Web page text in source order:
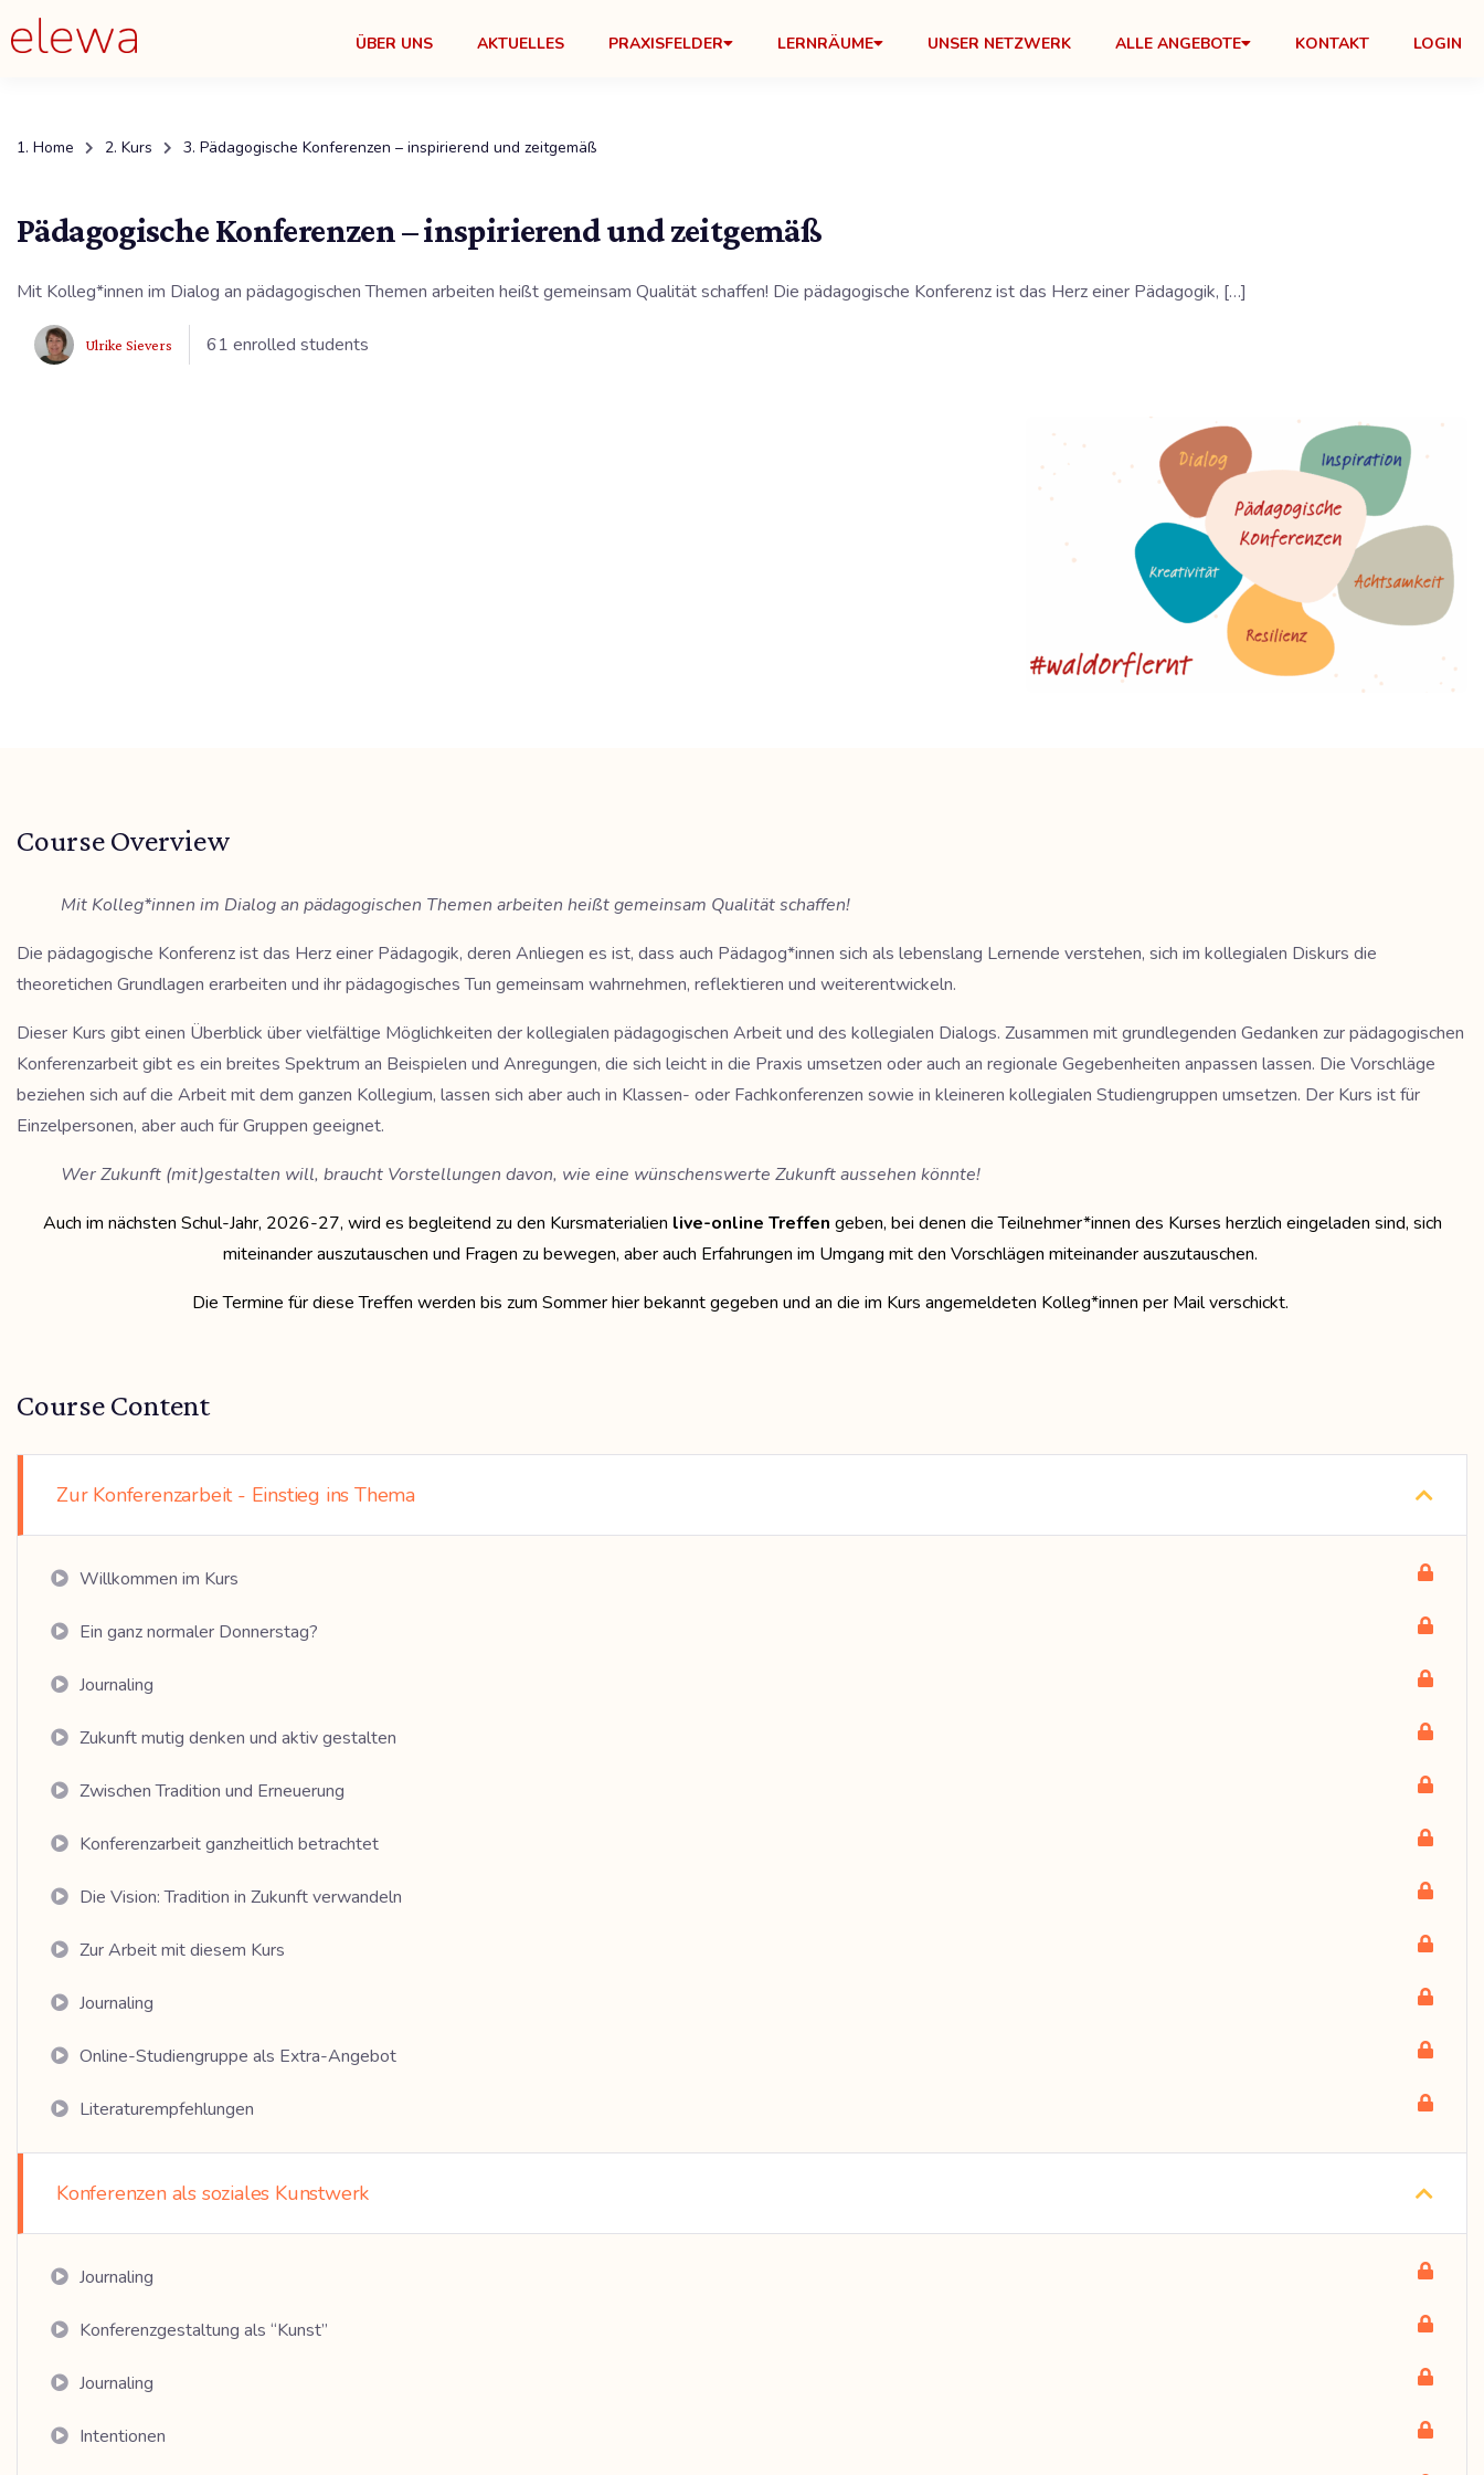
ÜBER UNS AKTUELLES PRAXISFELDER LERNRÄUME UNSER NETZWERK ALLE ANGEBOTE KONTAKT LOGIN
Home Kurs Pädagogische Konferenzen – inspirierend und zeitgemäß
Pädagogische Konferenzen – inspirierend und zeitgemäß
Mit Kolleg*innen im Dialog an pädagogischen Themen arbeiten heißt gemeinsam Qualität schaffen! Die pädagogische Konferenz ist das Herz einer Pädagogik, […]
Ulrike Sievers 61 enrolled students
Course Overview
Mit Kolleg*innen im Dialog an pädagogischen Themen arbeiten heißt gemeinsam Qualität schaffen!
Die pädagogische Konferenz ist das Herz einer Pädagogik, deren Anliegen es ist, dass auch Pädagog*innen sich als lebenslang Lernende verstehen, sich im kollegialen Diskurs die
theoretichen Grundlagen erarbeiten und ihr pädagogisches Tun gemeinsam wahrnehmen, reflektieren und weiterentwickeln.
Dieser Kurs gibt einen Überblick über vielfältige Möglichkeiten der kollegialen pädagogischen Arbeit und des kollegialen Dialogs. Zusammen mit grundlegenden Gedanken zur pädagogischen
Konferenzarbeit gibt es ein breites Spektrum an Beispielen und Anregungen, die sich leicht in die Praxis umsetzen oder auch an regionale Gegebenheiten anpassen lassen. Die Vorschläge
beziehen sich auf die Arbeit mit dem ganzen Kollegium, lassen sich aber auch in Klassen- oder Fachkonferenzen sowie in kleineren kollegialen Studiengruppen umsetzen. Der Kurs ist für
Einzelpersonen, aber auch für Gruppen geeignet.
Wer Zukunft (mit)gestalten will, braucht Vorstellungen davon, wie eine wünschenswerte Zukunft aussehen könnte!
Auch im nächsten Schul-Jahr, 2026-27, wird es begleitend zu den Kursmaterialien live-online Treffen geben, bei denen die Teilnehmer*innen des Kurses herzlich eingeladen sind, sich
miteinander auszutauschen und Fragen zu bewegen, aber auch Erfahrungen im Umgang mit den Vorschlägen miteinander auszutauschen.
Die Termine für diese Treffen werden bis zum Sommer hier bekannt gegeben und an die im Kurs angemeldeten Kolleg*innen per Mail verschickt.
Course Content
Zur Konferenzarbeit - Einstieg ins Thema
Willkommen im Kurs
Ein ganz normaler Donnerstag?
Journaling
Zukunft mutig denken und aktiv gestalten
Zwischen Tradition und Erneuerung
Konferenzarbeit ganzheitlich betrachtet
Die Vision: Tradition in Zukunft verwandeln
Zur Arbeit mit diesem Kurs
Journaling
Online-Studiengruppe als Extra-Angebot
Literaturempfehlungen
Konferenzen als soziales Kunstwerk
Journaling
Konferenzgestaltung als “Kunst”
Journaling
Intentionen